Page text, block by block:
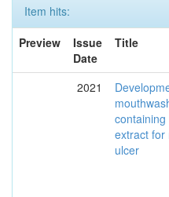
Item hits:
Preview
Issue
Date
Title
2021
extract for
ulcer